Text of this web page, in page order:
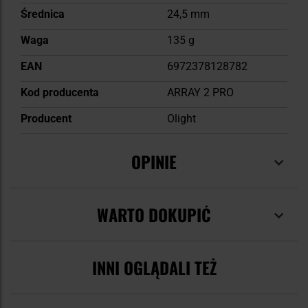
Średnica
24,5 mm
Waga
135 g
EAN
6972378128782
Kod producenta
ARRAY 2 PRO
Producent
Olight
OPINIE
WARTO DOKUPIĆ
INNI OGLĄDALI TEŻ